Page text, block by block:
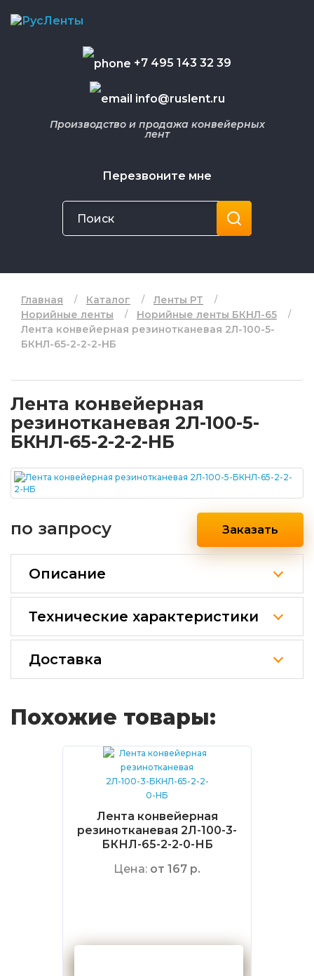
+7 495 143 32 39
info@ruslent.ru
Перезвоните мне
Производство и продажа конвейерных
лент
Главная Каталог
Ленты РТ
Норийные ленты
Норийные ленты БКНЛ-65
Лента конвейерная резинотканевая 2Л-100-5-
БКНЛ-65-2-2-2-НБ
Лента конвейерная
резинотканевая 2Л-100-5-
БКНЛ-65-2-2-2-НБ
по запросу Заказать
Описание
Технические характеристики
Доставка
Похожие товары:
Лента конвейерная
резинотканевая 2Л-100-3-
БКНЛ-65-2-2-0-НБ
Цена: от 167 р.